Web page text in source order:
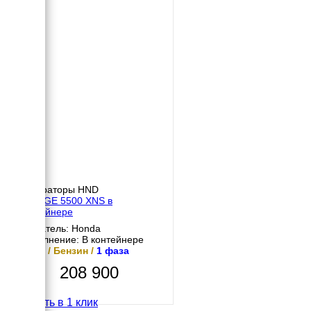
Генераторы HND
HND GE 5500 XNS в
контейнере
Двигатель: Honda
Исполнение: В контейнере
5 кВт / Бензин / 1 фаза
208 900
Купить в 1 клик